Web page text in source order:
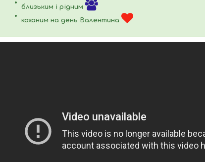
близьким і рідним
коханим на день Валентина